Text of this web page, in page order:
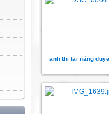
anh thi tai năng